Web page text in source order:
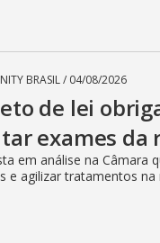
BRASIL/ 04/08/2026
de lei
exames da
em análise na Câmara
e agilizar tratamentos na